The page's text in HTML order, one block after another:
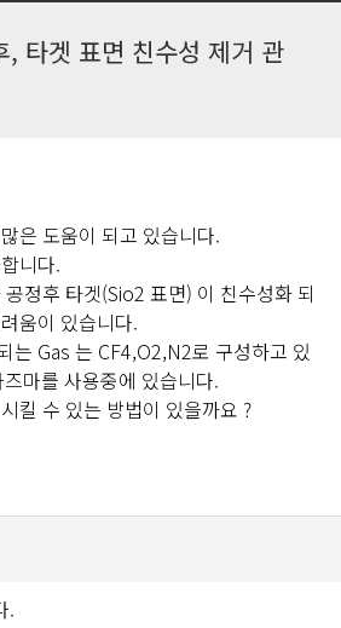
, 타겟 표면 친수성 제거 관
은 도움이 되고 있습니다.
니다.
정후 타겟(Sio2 표면) 이 친수성화 되
움이 있습니다.
는 Gas 는 CF4,O2,N2로 구성하고 있
마를 사용중에 있습니다.
킬 수 있는 방법이 있을까요 ?
.